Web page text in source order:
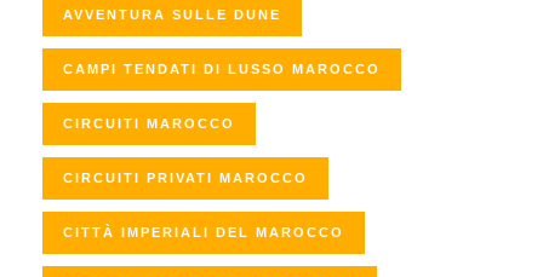
AVVENTURA SULLE DUNE
CAMPI TENDATI DI LUSSO MAROCCO
CIRCUITI MAROCCO
CIRCUITI PRIVATI MAROCCO
CITTÀ IMPERIALI DEL MAROCCO